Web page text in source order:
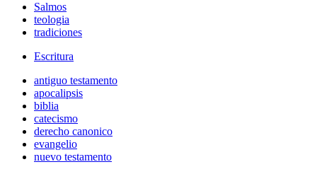
Salmos
teologia
tradiciones
Escritura
antiguo testamento
apocalipsis
biblia
catecismo
derecho canonico
evangelio
nuevo testamento